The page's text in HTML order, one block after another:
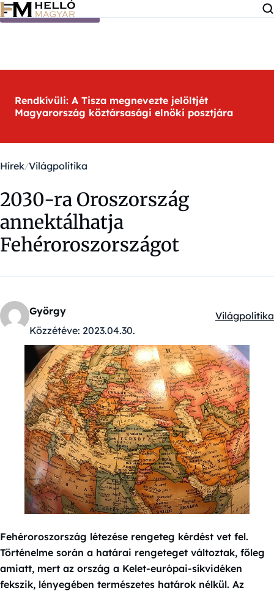
Ugrás a tartalomra
Rendkívüli: A Tisza megnevezte jelöltjét
Magyarország köztársasági elnöki posztjára
Hírek Világpolitika
2030-ra Oroszország
annektálhatja
Fehéroroszországot
György
Közzétéve: 2023.04.30.
Kategóriák:
Világpolitika
Fehéroroszország létezése rengeteg kérdést vet fel.
Történelme során a határai rengeteget változtak, főleg
amiatt, mert az ország a Kelet-európai-síkvidéken
fekszik, lényegében természetes határok nélkül. Az